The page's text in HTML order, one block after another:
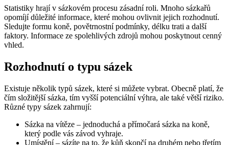
Statistiky hrají v sázkovém procesu zásadní roli. Mnoho sázkařů
opomíjí důležité informace, které mohou ovlivnit jejich rozhodnutí.
Sledujte formu koně, povětrnostní podmínky, délku trati a další
faktory. Informace ze spolehlivých zdrojů mohou poskytnout cenný
vhled.
Rozhodnutí o typu sázek
Existuje několik typů sázek, které si můžete vybrat. Obecně platí, že
čím složitější sázka, tím vyšší potenciální výhra, ale také větší riziko.
Různé typy sázek zahrnují:
Sázka na vítěze – jednoduchá a přímočará sázka na koně,
který podle vás závod vyhraje.
Umístění – sázíte na to, že kůň skončí na druhém nebo třetím